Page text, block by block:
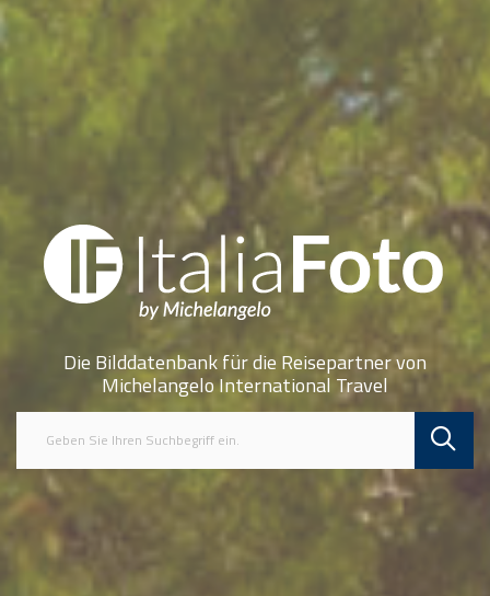
Die Bilddatenbank für die Reisepartner von
Michelangelo International Travel